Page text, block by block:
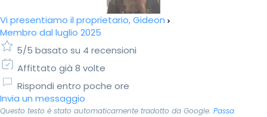
Vi presentiamo il proprietario, Gideon
Membro dal luglio 2025
5/5 basato su 4 recensioni
Affittato già 8 volte
Rispondi entro poche ore
Invia un messaggio
Questo testo è stato automaticamente tradotto da Google. Passa